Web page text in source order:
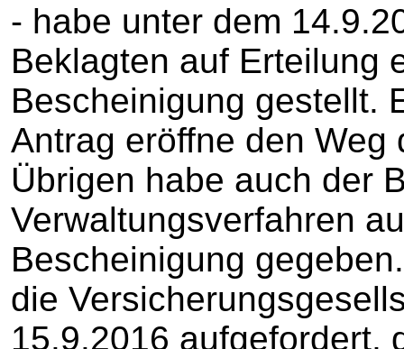
- habe unter dem
Beklagten auf Erteilung
Bescheinigung gestellt.
Antrag eröffne den Weg
Übrigen habe auch der
Verwaltungsverfahren
Bescheinigung
die
15.9.2016 aufgefordert,